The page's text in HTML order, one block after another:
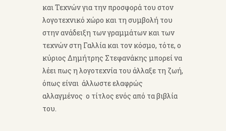
και Τεχνών για την προσφορά του στον
λογοτεχνικό χώρο και τη συμβολή του
στην ανάδειξη των γραμμάτων και των
τεχνών στη Γαλλία και τον κόσμο, τότε, ο
κύριος Δημήτρης Στεφανάκης μπορεί να
λέει πως η λογοτεχνία του άλλαξε τη ζωή,
όπως είναι άλλωστε ελαφρώς
αλλαγμένος ο τίτλος ενός από τα βιβλία
του.